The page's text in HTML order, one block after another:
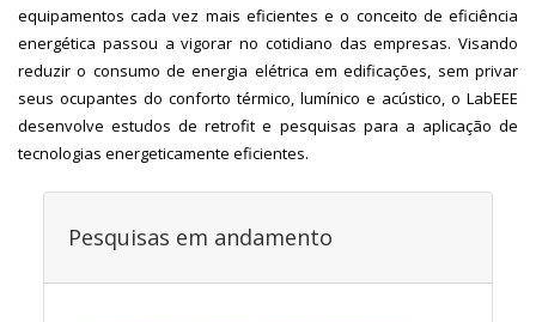
equipamentos cada vez mais eficientes e o conceito de eficiência
energética passou a vigorar no cotidiano das empresas. Visando
reduzir o consumo de energia elétrica em edificações, sem privar
seus ocupantes do conforto térmico, lumínico e acústico, o LabEEE
desenvolve estudos de retrofit e pesquisas para a aplicação de
tecnologias energeticamente eficientes.
Pesquisas em andamento